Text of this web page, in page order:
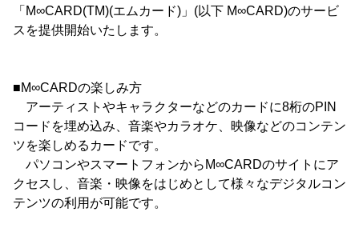
「M∞CARD(TM)(エムカード)」(以下 M∞CARD)のサービ
スを提供開始いたします。
■M∞CARDの楽しみ方
アーティストやキャラクターなどのカードに8桁のPIN
コードを埋め込み、音楽やカラオケ、映像などのコンテン
ツを楽しめるカードです。
パソコンやスマートフォンからM∞CARDのサイトにア
クセスし、音楽・映像をはじめとして様々なデジタルコン
テンツの利用が可能です。